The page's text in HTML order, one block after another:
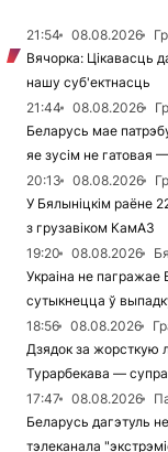
21:54 08.08.2026
Вячорка: Цікавасць
нашу суб'ектнасць
21:44
08.08.2026
Беларусь мае
яе зусім не гатовая
20:13
08.08.2026
У Бялыніцкім раёне
з грузавіком КамАЗ
19:20
08.08.2026
Украіна не пагражае
сутыкнецца ў
18:56
08.08.2026
Дзядок за жорсткую
Турарбекава —
17:47
08.08.2026
Беларусь дагэтуль
тэлеканала